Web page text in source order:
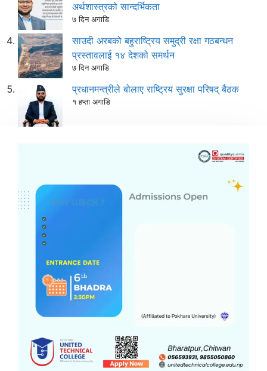
अर्थशास्त्रको सान्दर्भिकता
७ दिन अगाडि
साउदी अरबको बहुराष्ट्रिय समुद्री रक्षा गठबन्धन
प्रस्तावलाई १४ देशको समर्थन
७ दिन अगाडि
प्रधानमन्त्रीले बोलाए राष्ट्रिय सुरक्षा परिषद् बैठक
१ हप्ता अगाडि